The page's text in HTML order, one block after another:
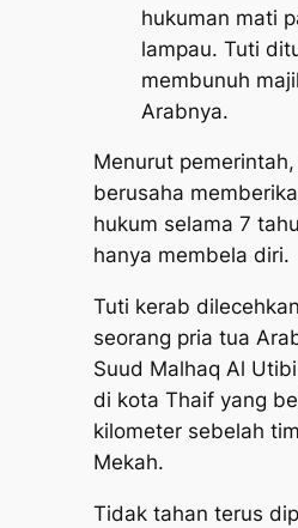
hukuman mati
lampau. Tuti
membunuh
Arabnya.
Menurut
berusaha
hukum selama 7
hanya membela diri.
Tuti kerab
seorang pria tua
Suud Malhaq Al
di kota Thaif yang
kilometer sebelah
Mekah.
Tidak tahan terus